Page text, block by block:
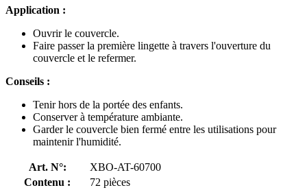
Application :
Ouvrir le couvercle.
Faire passer la première lingette à travers l'ouverture du
couvercle et le refermer.
Conseils :
Tenir hors de la portée des enfants.
Conserver à température ambiante.
Garder le couvercle bien fermé entre les utilisations pour
maintenir l'humidité.
Art. N°:
XBO-AT-60700
Contenu :
72 pièces